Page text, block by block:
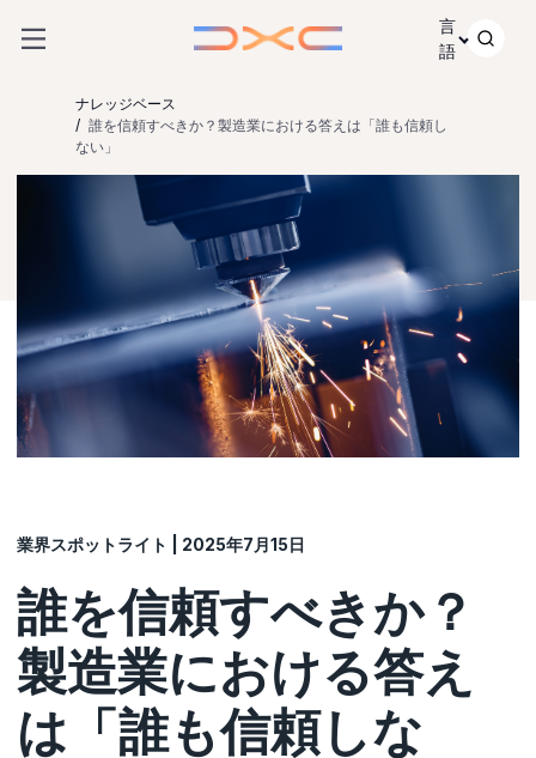
言
語
ナレッジベース
誰を信頼すべきか？製造業における答えは「誰も信頼し
ない」
業界スポットライト | 2025年7月15日
誰を信頼すべきか？
製造業における答え
は「誰も信頼しな